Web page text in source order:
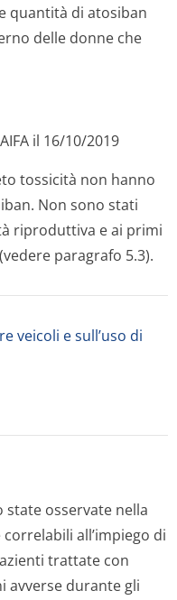
quantità di atosiban
delle donne che
il 16/10/2019
tossicità non hanno
Non sono stati
riproduttiva e ai primi
paragrafo 5.3).
veicoli e sull’uso di
state osservate nella
all’impiego di
trattate con
avverse durante gli